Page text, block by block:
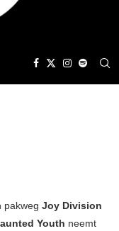
pakweg Joy Division
Youth neemt